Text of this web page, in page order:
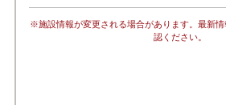
※施設情報が変更される場合があります。最新
認ください。